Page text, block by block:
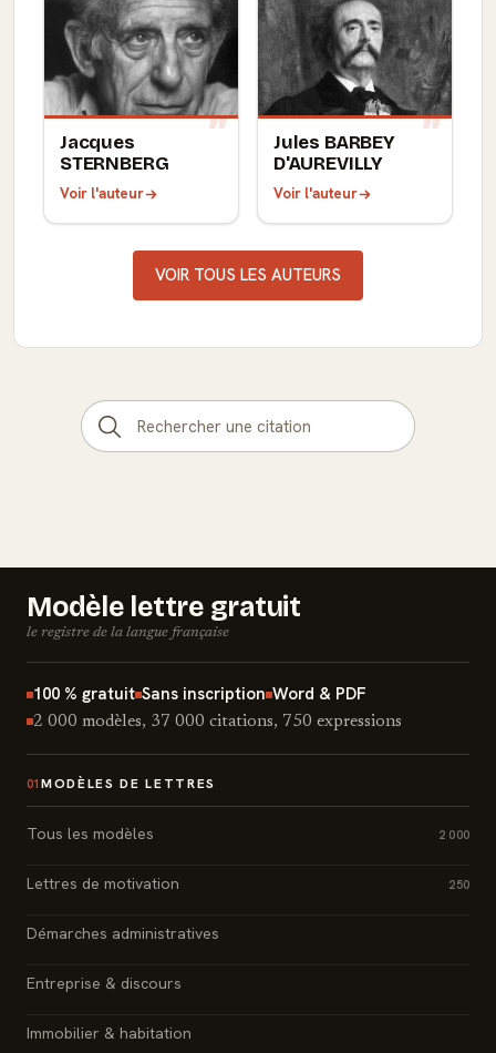
Jacques
STERNBERG
Voir l'auteur
Jules BARBEY
D'AUREVILLY
Voir l'auteur
VOIR TOUS LES AUTEURS
Modèle lettre gratuit
le registre de la langue française
100 % gratuit Sans inscription Word & PDF
2 000 modèles, 37 000 citations, 750 expressions
01 MODÈLES DE LETTRES
Tous les modèles 2 000
Lettres de motivation 250
Démarches administratives
Entreprise & discours
Immobilier & habitation